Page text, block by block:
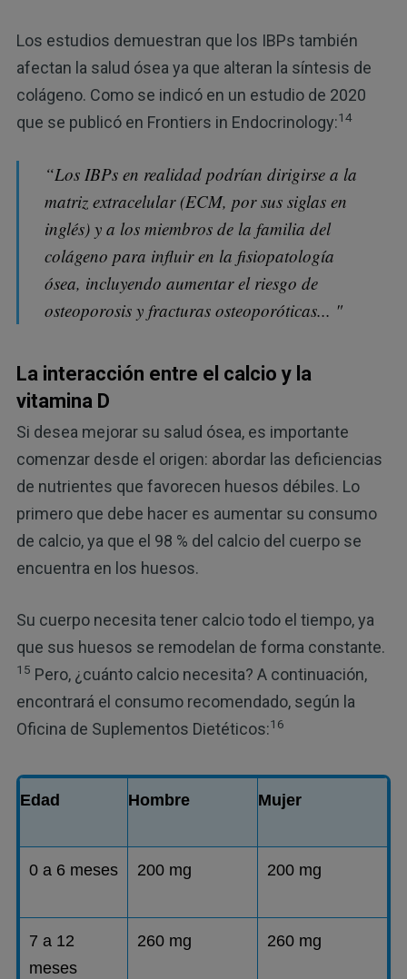
Los estudios demuestran que los IBPs también
afectan la salud ósea ya que alteran la síntesis de
colágeno. Como se indicó en un estudio de 2020
que se publicó en Frontiers in Endocrinology:14
“Los IBPs en realidad podrían dirigirse a la
matriz extracelular (ECM, por sus siglas en
inglés) y a los miembros de la familia del
colágeno para influir en la fisiopatología
ósea, incluyendo aumentar el riesgo de
osteoporosis y fracturas osteoporóticas... "
La interacción entre el calcio y la
vitamina D
Si desea mejorar su salud ósea, es importante
comenzar desde el origen: abordar las deficiencias
de nutrientes que favorecen huesos débiles. Lo
primero que debe hacer es aumentar su consumo
de calcio, ya que el 98 % del calcio del cuerpo se
encuentra en los huesos.
Su cuerpo necesita tener calcio todo el tiempo, ya
que sus huesos se remodelan de forma constante.
15 Pero, ¿cuánto calcio necesita? A continuación,
encontrará el consumo recomendado, según la
Oficina de Suplementos Dietéticos:16
Edad Hombre Mujer
0 a 6 meses 200 mg 200 mg
7 a 12
meses
260 mg 260 mg